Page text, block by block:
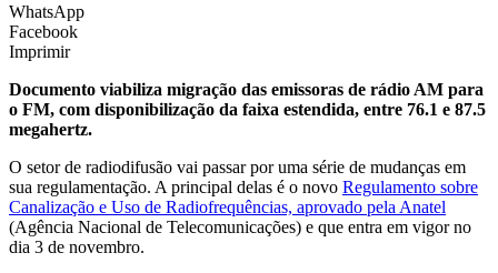
WhatsApp
Facebook
Imprimir
Documento viabiliza migração das emissoras de rádio AM para
o FM, com disponibilização da faixa estendida, entre 76.1 e 87.5
megahertz.
O setor de radiodifusão vai passar por uma série de mudanças em
sua regulamentação. A principal delas é o novo Regulamento sobre
Canalização e Uso de Radiofrequências, aprovado pela Anatel
(Agência Nacional de Telecomunicações) e que entra em vigor no
dia 3 de novembro.